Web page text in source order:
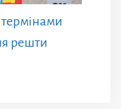
решти